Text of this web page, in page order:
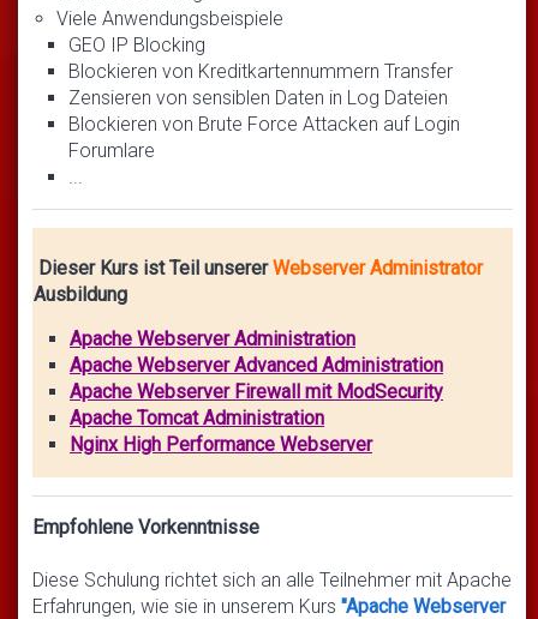
Viele Anwendungsbeispiele
GEO IP Blocking
Blockieren von Kreditkartennummern Transfer
Zensieren von sensiblen Daten in Log Dateien
Blockieren von Brute Force Attacken auf Login
Forumlare
...
Dieser Kurs ist Teil unsererWebserver Administrator
Ausbildung
Apache Webserver Administration
Apache Webserver Advanced Administration
Apache Webserver Firewall mit ModSecurity
Apache Tomcat Administration
Nginx High Performance Webserver
Empfohlene Vorkenntnisse
Diese Schulung richtet sich an alle Teilnehmer mit Apache
Erfahrungen, wie sie in unserem Kurs "Apache Webserver